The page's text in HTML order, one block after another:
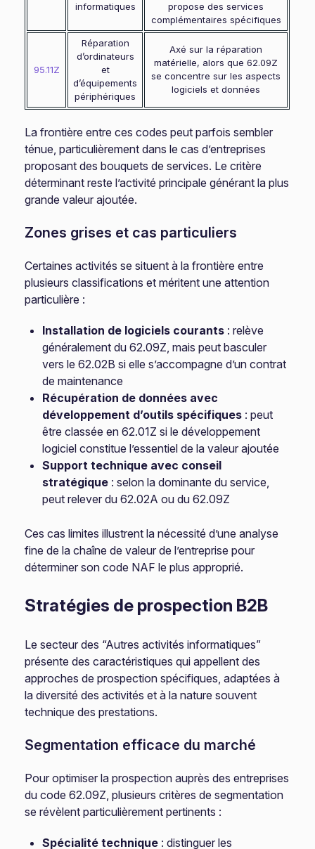
informatiques
propose des services
complémentaires spécifiques
95.11Z
Réparation
d’ordinateurs
et
d’équipements
périphériques
Axé sur la réparation
matérielle, alors que 62.09Z
se concentre sur les aspects
logiciels et données
La frontière entre ces codes peut parfois sembler
ténue, particulièrement dans le cas d’entreprises
proposant des bouquets de services. Le critère
déterminant reste l’activité principale générant la plus
grande valeur ajoutée.
Zones grises et cas particuliers
Certaines activités se situent à la frontière entre
plusieurs classifications et méritent une attention
particulière :
Installation de logiciels courants : relève
généralement du 62.09Z, mais peut basculer
vers le 62.02B si elle s’accompagne d’un contrat
de maintenance
Récupération de données avec
développement d’outils spécifiques : peut
être classée en 62.01Z si le développement
logiciel constitue l’essentiel de la valeur ajoutée
Support technique avec conseil
stratégique : selon la dominante du service,
peut relever du 62.02A ou du 62.09Z
Ces cas limites illustrent la nécessité d’une analyse
fine de la chaîne de valeur de l’entreprise pour
déterminer son code NAF le plus approprié.
Stratégies de prospection B2B
Le secteur des “Autres activités informatiques”
présente des caractéristiques qui appellent des
approches de prospection spécifiques, adaptées à
la diversité des activités et à la nature souvent
technique des prestations.
Segmentation efficace du marché
Pour optimiser la prospection auprès des entreprises
du code 62.09Z, plusieurs critères de segmentation
se révèlent particulièrement pertinents :
Spécialité technique : distinguer les